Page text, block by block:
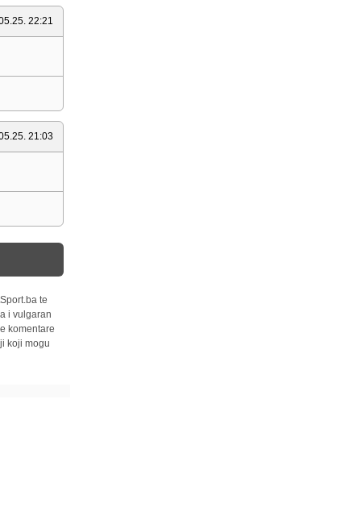
22:21
21:03
te
i vulgaran
komentare
koji mogu